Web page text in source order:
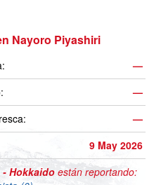
Nayoro Piyashiri
—
—
—
9 May 2026
- Hokkaido están reportando: